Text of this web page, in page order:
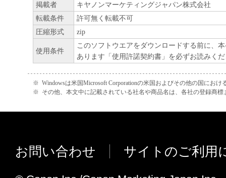
(3) お客様は、「許諾ソフトウェア」に含
たはキヤノンのライセンサーの著作権表示
たは削除してはなりません。
２．使用許諾
(1) お客様は、「許諾ソフトウェア」を、
のネットワークカメラ製品を使用する目的
ことのいずれも含むものとします。）する
掲載者
キヤノンマーケティングジャパン株式会社
転載条件
許可無く転載不可
圧縮形式
zip
使用条件
このソフトウエアをダウンロードする前に、
あります「使用許諾契約書」を必ずお読みく
※ Windowsは米国Microsoft Corporationの米国およびその他の国におけ
※ その他、本文中に記載されている社名や商品名は、各社の登録商標
お問い合わせ サイトのご利用